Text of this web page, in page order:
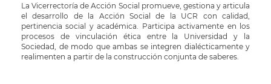
La Vicerrectoría de Acción Social promueve, gestiona y articula
el desarrollo de la Acción Social de la UCR con calidad,
pertinencia social y académica. Participa activamente en los
procesos de vinculación ética entre la Universidad y la
Sociedad, de modo que ambas se integren dialécticamente y
realimenten a partir de la construcción conjunta de saberes.